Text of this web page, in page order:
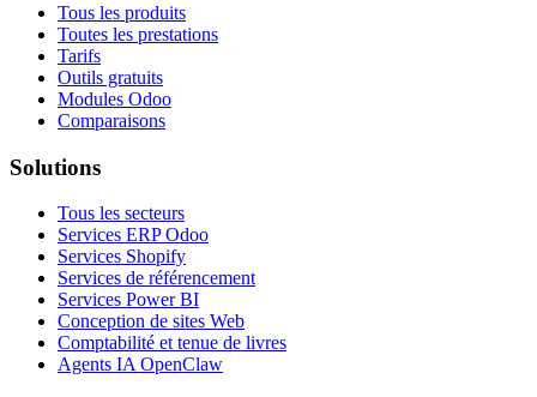
Tous les produits
Toutes les prestations
Tarifs
Outils gratuits
Modules Odoo
Comparaisons
Solutions
Tous les secteurs
Services ERP Odoo
Services Shopify
Services de référencement
Services Power BI
Conception de sites Web
Comptabilité et tenue de livres
Agents IA OpenClaw